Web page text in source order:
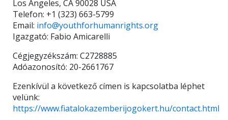
Los Angeles, CA 90028 USA
Telefon: +1 (323) 663-5799
Email: info@youthforhumanrights.org
Igazgató: Fabio Amicarelli
Cégjegyzékszám: C2728885
Adóazonosító: 20-2661767
Ezenkívül a következő címen is kapcsolatba léphet
velünk:
https://www.fiatalokazemberijogokert.hu/contact.html